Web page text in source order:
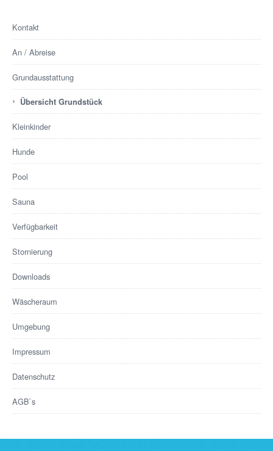
Kontakt
An / Abreise
Grundausstattung
› Übersicht Grundstück
Kleinkinder
Hunde
Pool
Sauna
Verfügbarkeit
Stornierung
Downloads
Wäscheraum
Umgebung
Impressum
Datenschutz
AGB`s